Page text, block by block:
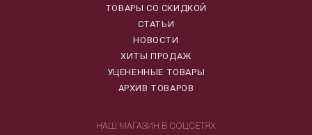
ТОВАРЫ СО СКИДКОЙ
СТАТЬИ
НОВОСТИ
ХИТЫ ПРОДАЖ
УЦЕНЕННЫЕ ТОВАРЫ
АРХИВ ТОВАРОВ
НАШ МАГАЗИН В СОЦСЕТЯХ